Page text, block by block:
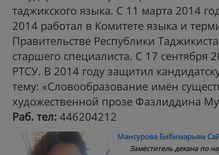
таджикского языка. С 11 марта 2014
2014 работал в Комитете языка и
Правительстве Республики
старшего специалиста. С 17 сентября
РТСУ. В 2014 году защитил
тему: «Словообразование имён
художественной прозе Фазлиддина
Раб. тел: 446204212
Мансурова Бибимарьям
Заместитель декана по